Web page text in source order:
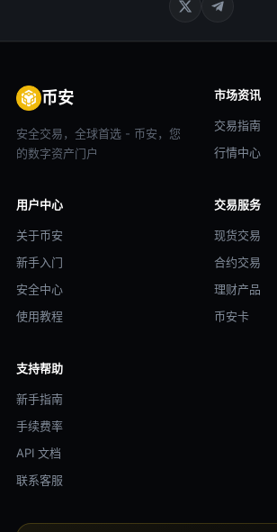
币安
安全交易，全球首选 - 币安，您
的数字资产门户
市场资讯
交易指南
行情中心
用户中心
关于币安
新手入门
安全中心
使用教程
交易服务
现货交易
合约交易
理财产品
币安卡
支持帮助
新手指南
手续费率
API 文档
联系客服